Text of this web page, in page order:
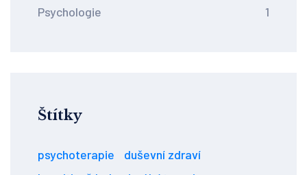
Psychologie 1
Štítky
psychoterapie
duševní zdraví